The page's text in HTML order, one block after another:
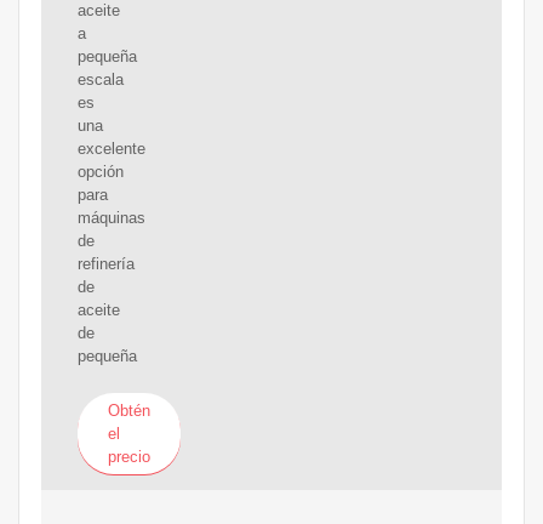
aceite
a
pequeña
escala
es
una
excelente
opción
para
máquinas
de
refinería
de
aceite
de
pequeña
Obtén
el
precio